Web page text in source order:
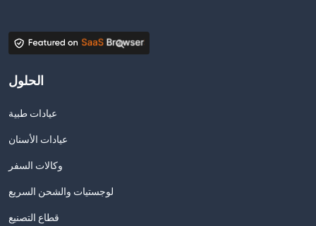
الحلول
عيادات طبية
عيادات الأسنان
وكالات السفر
لوجستيات والشحن السريع
قطاع التصنيع